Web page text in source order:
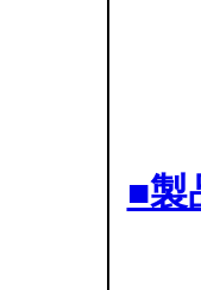
■製